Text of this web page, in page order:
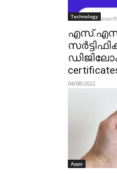
Technology
04/08/2022
Apps